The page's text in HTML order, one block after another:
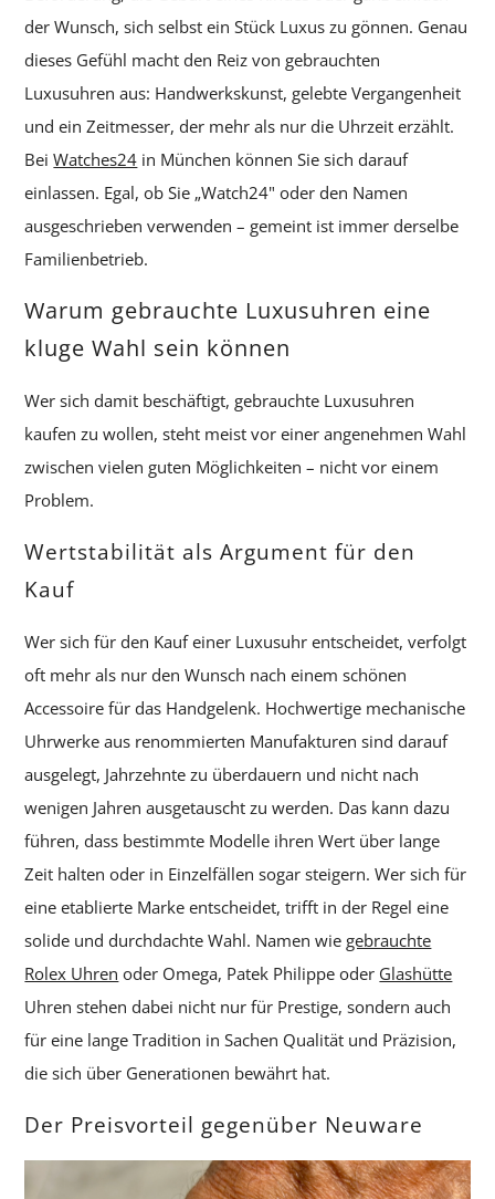
der Wunsch, sich selbst ein Stück Luxus zu gönnen. Genau
dieses Gefühl macht den Reiz von gebrauchten
Luxusuhren aus: Handwerkskunst, gelebte Vergangenheit
und ein Zeitmesser, der mehr als nur die Uhrzeit erzählt.
BeiWatches24 in München können Sie sich darauf
einlassen. Egal, ob Sie „Watch24" oder den Namen
ausgeschrieben verwenden – gemeint ist immer derselbe
Familienbetrieb.
Warum gebrauchte Luxusuhren eine
kluge Wahl sein können
Wer sich damit beschäftigt, gebrauchte Luxusuhren
kaufen zu wollen, steht meist vor einer angenehmen Wahl
zwischen vielen guten Möglichkeiten – nicht vor einem
Problem.
Wertstabilität als Argument für den
Kauf
Wer sich für den Kauf einer Luxusuhr entscheidet, verfolgt
oft mehr als nur den Wunsch nach einem schönen
Accessoire für das Handgelenk. Hochwertige mechanische
Uhrwerke aus renommierten Manufakturen sind darauf
ausgelegt, Jahrzehnte zu überdauern und nicht nach
wenigen Jahren ausgetauscht zu werden. Das kann dazu
führen, dass bestimmte Modelle ihren Wert über lange
Zeit halten oder in Einzelfällen sogar steigern. Wer sich für
eine etablierte Marke entscheidet, trifft in der Regel eine
solide und durchdachte Wahl. Namen wiegebrauchte
Rolex Uhren oder Omega, Patek Philippe oder Glashütte
Uhren stehen dabei nicht nur für Prestige, sondern auch
für eine lange Tradition in Sachen Qualität und Präzision,
die sich über Generationen bewährt hat.
Der Preisvorteil gegenüber Neuware